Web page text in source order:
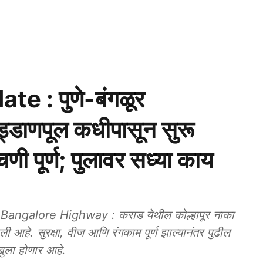
: पुणे-बंगळूर
कधीपासून सुरू
पूर्ण; पुलावर सध्या काय
Highway : कराड येथील कोल्हापूर नाका
आहे. सुरक्षा, वीज आणि रंगकाम पूर्ण झाल्यानंतर पुढील
होणार आहे.